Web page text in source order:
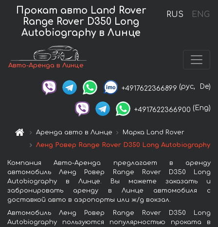
RUS ENG
Прокат авто Land Rover
Range Rover D350 Long
Autobiography в Линце
Авто-Аренда в Линце
+4917622366899 (рус, De)
+4917622366900 (Eng)
Аренда авто в Линце
Марка Land Rover
Ленд Ровер Range Rover D350 Long Autobiography
Компания Авто-Аренда предлагает в аренду
автомобиль Ленд Ровер Range Rover D350 Long
Autobiography в Линце. Вы можете заказать и
забронировать аренду в Линце автомобиля с
доставкой авто в аэропорты или ж/д вокзал.
Автомобиль Ленд Ровер Range Rover D350 Long
Autobiography пользуются популярностью проката в